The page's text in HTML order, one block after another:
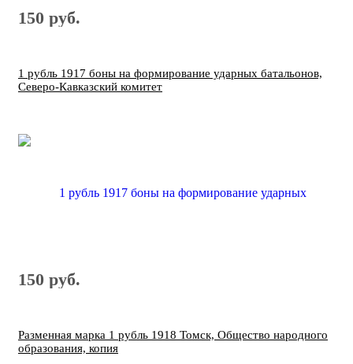
150 руб.
1 рубль 1917 боны на формирование ударных батальонов,
Северо-Кавказский комитет
150 руб.
Разменная марка 1 рубль 1918 Томск, Общество народного
образования, копия